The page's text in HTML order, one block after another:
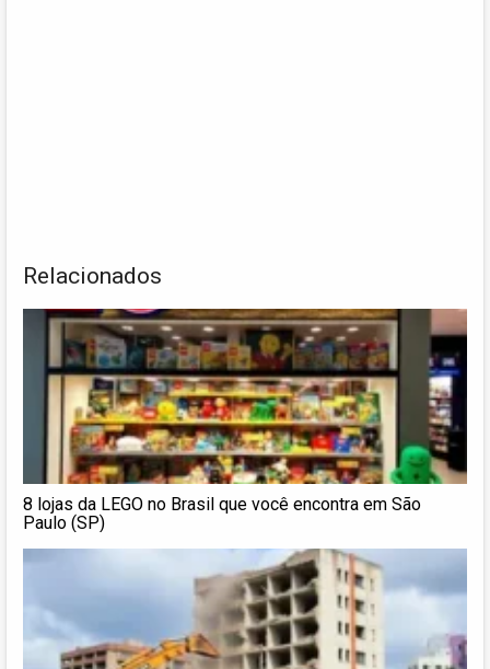
Relacionados
8 lojas da LEGO no Brasil que você encontra em São
Paulo (SP)